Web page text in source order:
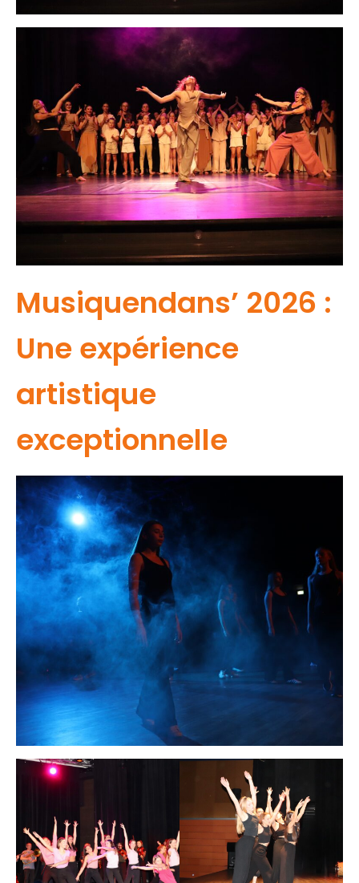
Musiquendans’ 2026 :
Une expérience
artistique
exceptionnelle